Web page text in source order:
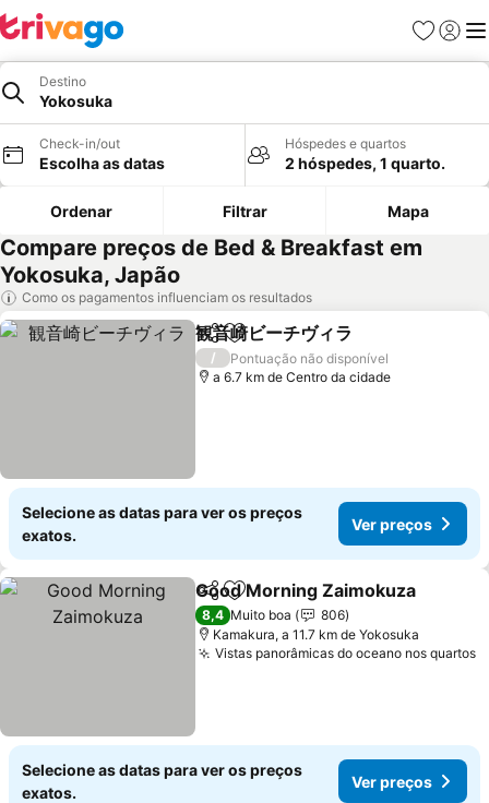
Favoritos
Iniciar
Destino
Yokosuka
Check-in/out
Escolha as datas
Hóspedes e quartos
2 hóspedes, 1 quarto.
Ordenar Filtrar Mapa
Compare preços de Bed & Breakfast em
Yokosuka, Japão
Como os pagamentos influenciam os resultados
PartilharAdicionar aos favoritos
観音崎ビーチヴィラ
/
Pontuação não disponível
a 6.7 km de Centro da cidade
Selecione as datas para ver os preços
exatos.
Ver preços
PartilharAdicionar aos favoritos
Good Morning Zaimokuza
8,4 Muito boa
806
Kamakura, a 11.7 km de Yokosuka
Vistas panorâmicas do oceano nos quartos
Selecione as datas para ver os preços
exatos.
Ver preços